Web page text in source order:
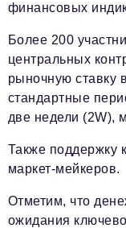
финансовых
Более 200
центральных
рыночную ставку
стандартные
две недели (2W),
Также поддержку
маркет-мейкеров.
Отметим, что
ожидания